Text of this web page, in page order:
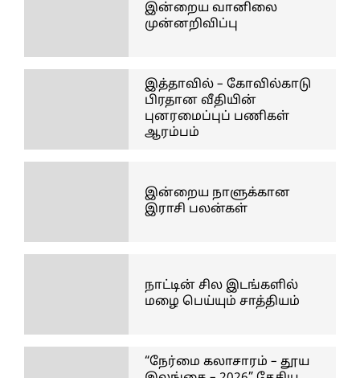
இன்றைய வானிலை
முன்னறிவிப்பு
இத்தாவில் – கோவில்காடு
பிரதான வீதியின்
புனரமைப்புப் பணிகள்
ஆரம்பம்
இன்றைய நாளுக்கான
இராசி பலன்கள்
நாட்டின் சில இடங்களில்
மழை பெய்யும் சாத்தியம்
“நேர்மை கலாசாரம் – தூய